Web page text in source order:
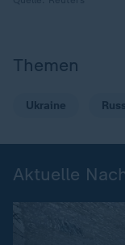
Themen
Ukraine
Aktuelle